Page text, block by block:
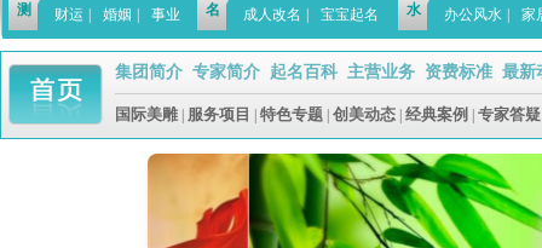
测
财运
婚姻 事业
名
成人改名
宝宝起名
水
办公风水
家
集团简介| 专家简介| 起名百科| 主营业务| 资费标准| 最新
国际美雕| 服务项目 特色专题| 创美动态| 经典案例 专家答疑